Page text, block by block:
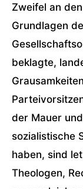
Zweifel an
Grundlagen
beklagte,
der Mauer
sozialistische
haben, sind
Theologen,